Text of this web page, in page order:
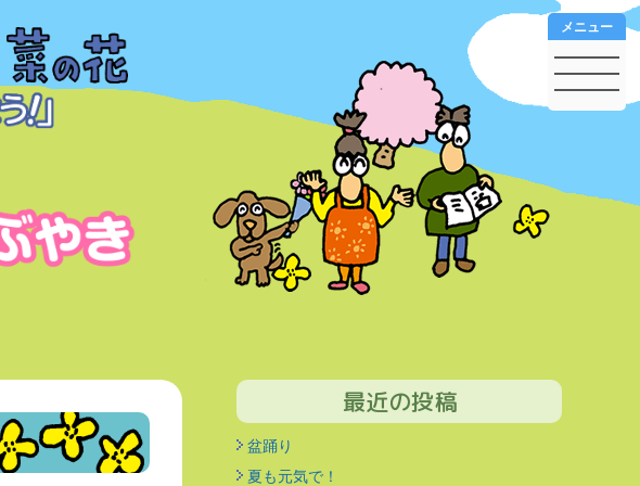
メニュー
最近の投稿
盆踊り
夏も元気で！